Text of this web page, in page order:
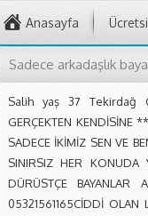
Anasayfa
Sadece arkadaşlık
Salih yaş 37 Tekirdağ
GERÇEKTEN KENDİSİNE
SADECE İKİMİZ SEN VE
SINIRSIZ HER KONUDA
DÜRÜSTÇE BAYANLAR
05321561165CİDDİ OLAN